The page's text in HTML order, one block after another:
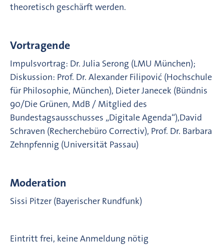
theoretisch geschärft werden.
Vortragende
Impulsvortrag: Dr. Julia Serong (LMU München);
Diskussion: Prof. Dr. Alexander Filipović (Hochschule
für Philosophie, München), Dieter Janecek (Bündnis
90/Die Grünen, MdB / Mitglied des
Bundestagsausschusses „Digitale Agenda“),David
Schraven (Recherchebüro Correctiv), Prof. Dr. Barbara
Zehnpfennig (Universität Passau)
Moderation
Sissi Pitzer (Bayerischer Rundfunk)
Eintritt frei, keine Anmeldung nötig